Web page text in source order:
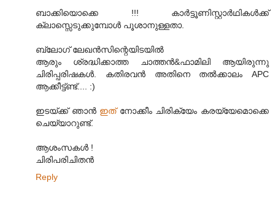
ബാക്കിയൊക്കെ !!! കാര്‍ട്ടൂണിസ്റ്റാര്‍ഥികള്‍ക്ക്
ക്ലാസ്സെടുക്കുമ്പോള്‍ പൂശാനുള്ളതാ.
ബ്ലോഗ് ലേഖന്‍സിന്റെയിടയില്‍
ആരും ശ്രദ്ധിക്കാത്ത ചാത്തന്‍&ഫാമിലി ആയിരുന്നു
ചിരിപ്പരിഷകള്‍. കതിരവന്‍ അതിനെ തല്‍ക്കാലം APC
ആക്കീട്ട്ണ്ട്.... :)
ഇടയ്ക്ക് ഞാന്‍ ഇത് നോക്കീം ചിരിക്യേം കരയ്യേമൊക്കെ
ചെയ്യാറുണ്ട്.
ആശംസകള്‍ !
ചിരിപരിചിതന്‍
Reply